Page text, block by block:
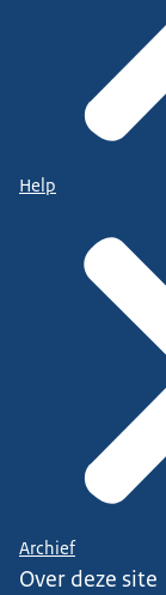
Help
Archief
Over deze site